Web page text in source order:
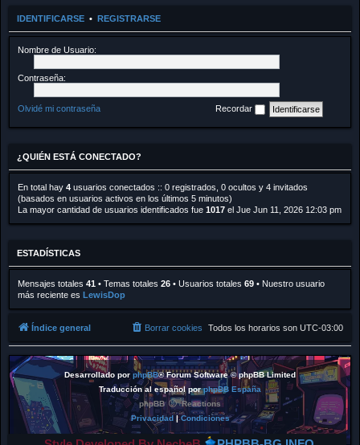
IDENTIFICARSE • REGISTRARSE
Nombre de Usuario:
Contraseña:
Olvidé mi contraseña Recordar
¿QUIÉN ESTÁ CONECTADO?
En total hay 4 usuarios conectados :: 0 registrados, 0 ocultos y 4 invitados
(basados en usuarios activos en los últimos 5 minutos)
La mayor cantidad de usuarios identificados fue 1017 el Jue Jun 11, 2026 12:03 pm
ESTADÍSTICAS
Mensajes totales 41 • Temas totales 26 • Usuarios totales 69 • Nuestro usuario
más reciente es LewisDop
Índice general Todos los horarios son UTC-03:00
Borrar cookies
Desarrollado porphpBB® Forum Software © phpBB Limited
Traducción al español porphpBB España
phpBB
Reactions
Privacidad|Condiciones